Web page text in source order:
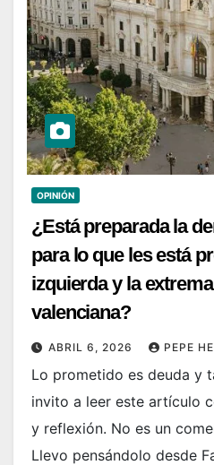
OPINIÓN
¿Está preparada la
para lo que les está
izquierda y la
valenciana?
ABRIL 6, 2026 PEPE
Lo prometido es deuda y
invito a leer este artículo
y reflexión. No es un
Llevo pensándolo desde